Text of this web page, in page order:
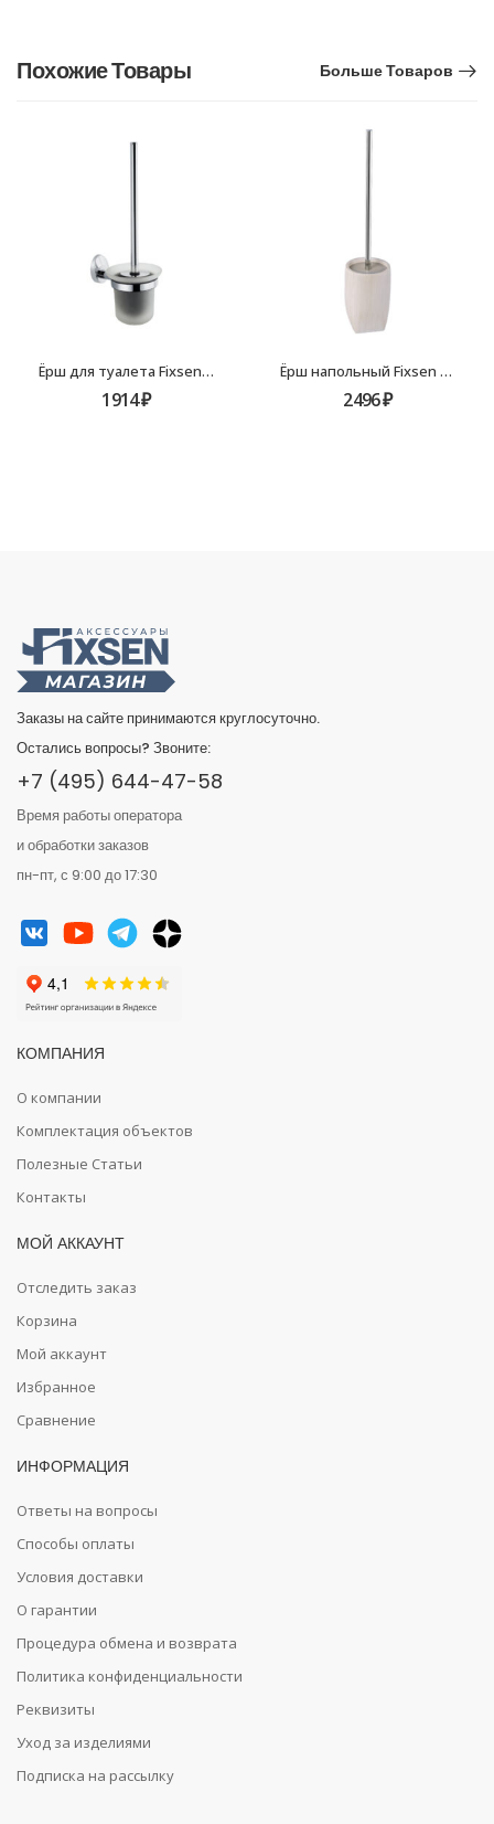
Похожие Товары Больше Товаров
Ёрш для туалета Fixsen Europa FX-21813
1914₽
Ёрш напольный Fixsen Balk FX-270-5
2496₽
Заказы на сайте принимаются круглосуточно.
Остались вопросы? Звоните:
+7 (495) 644-47-58
Время работы оператора
и обработки заказов
пн-пт, с 9:00 до 17:30
КОМПАНИЯ
О компании
Комплектация объектов
Полезные Статьи
Контакты
МОЙ АККАУНТ
Отследить заказ
Корзина
Мой аккаунт
Избранное
Сравнение
ИНФОРМАЦИЯ
Ответы на вопросы
Способы оплаты
Условия доставки
О гарантии
Процедура обмена и возврата
Политика конфиденциальности
Реквизиты
Уход за изделиями
Подписка на рассылку